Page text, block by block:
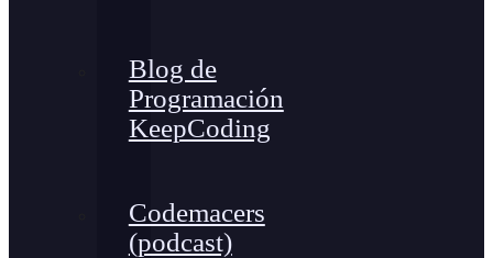
Blog de
Programación
KeepCoding
Codemacers
(podcast)